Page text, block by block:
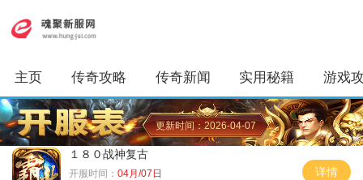
主页 传奇攻略 传奇新闻 实用秘籍 游戏
更新时间：2026-04-07
１８０战神复古
开服时间： 04月/07日
详情